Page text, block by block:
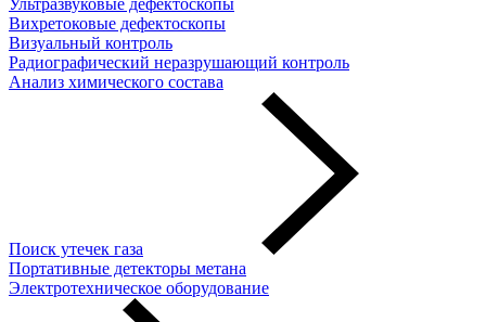
Ультразвуковые дефектоскопы
Вихретоковые дефектоскопы
Визуальный контроль
Радиографический неразрушающий контроль
Анализ химического состава
Поиск утечек газа
Портативные детекторы метана
Электротехническое оборудование